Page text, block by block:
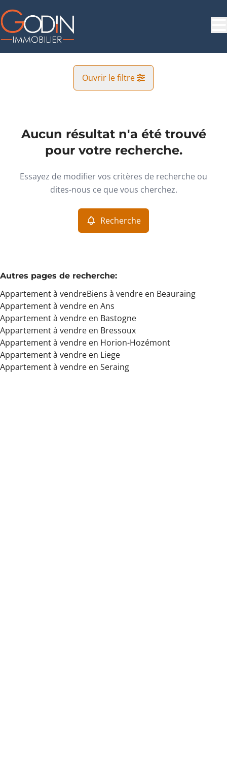
Ouvrir le filtre
Beauraing (5570) Remove
Appartement Remove
Max. budget
Chercher
Vue de la carte
Recherche Trier par
Aucun résultat n'a été trouvé
pour votre recherche.
Essayez de modifier vos critères de recherche ou
dites-nous ce que vous cherchez.
Recherche
Autres pages de recherche:
Appartement à vendreBiens à vendre en Beauraing
Appartement à vendre en Ans
Appartement à vendre en Bastogne
Appartement à vendre en Bressoux
Appartement à vendre en Horion-Hozémont
Appartement à vendre en Liege
Appartement à vendre en Seraing